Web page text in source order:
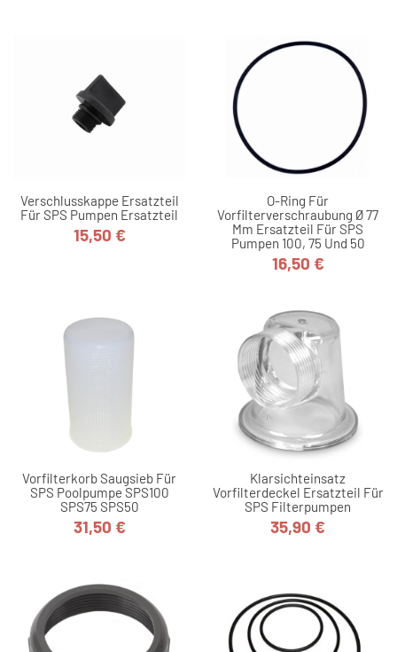
Verschlusskappe Ersatzteil
Für SPS Pumpen Ersatzteil
Preis
15,50 €
O-Ring Für
Vorfilterverschraubung Ø 77
Mm Ersatzteil Für SPS
Pumpen 100, 75 Und 50
Preis
16,50 €
Vorfilterkorb Saugsieb Für
SPS Poolpumpe SPS100
SPS75 SPS50
Preis
31,50 €
Klarsichteinsatz
Vorfilterdeckel Ersatzteil Für
SPS Filterpumpen
Preis
35,90 €